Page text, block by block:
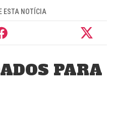
ESTA NOTÍCIA
PARA